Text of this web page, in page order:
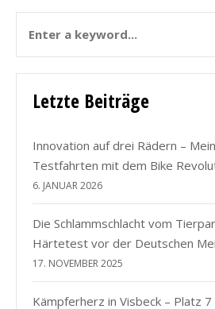
Letzte Beiträge
Innovation auf drei Rädern –
Testfahrten mit dem Bike
6. JANUAR 2026
Die Schlammschlacht vom
Härtetest vor der Deutschen
17. NOVEMBER 2025
Kämpferherz in Visbeck – Platz